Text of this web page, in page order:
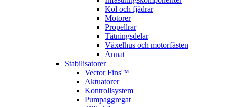
Kol och fjädrar
Motorer
Propellrar
Tätningsdelar
Växelhus och motorfästen
Annat
Stabilisatorer
Vector Fins™
Aktuatorer
Kontrollsystem
Pumpaggregat